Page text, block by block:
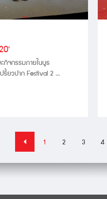
กิจกรรมภายในบูธ
ปรี้ยวปาก Festival 2 ...
1 2 3 4